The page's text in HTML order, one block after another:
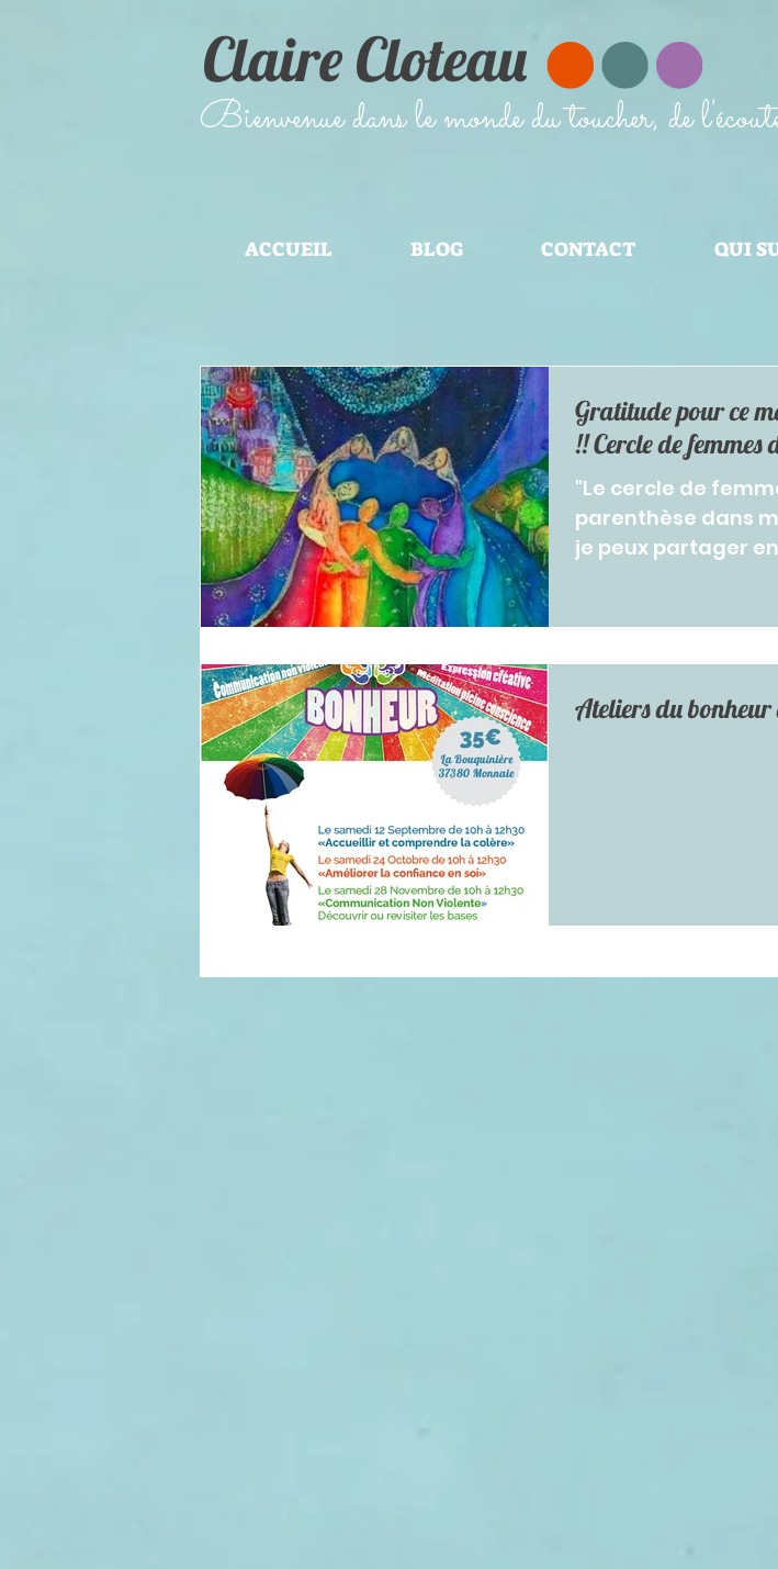
Claire Cloteau
​Bienvenue dans le monde du toucher, de
ACCUEIL BLOG CONTACT QUI
Gratitude pour ce
!! Cercle de
"Le cercle de
parenthèse dans
je peux partager
Ateliers du